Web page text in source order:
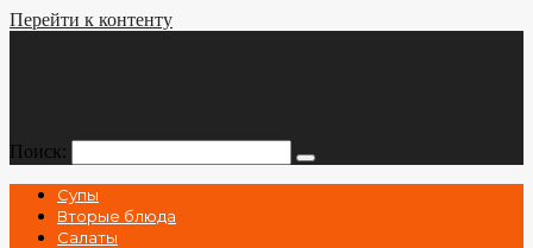
Перейти к контенту
Поиск:
Супы
Вторые блюда
Салаты